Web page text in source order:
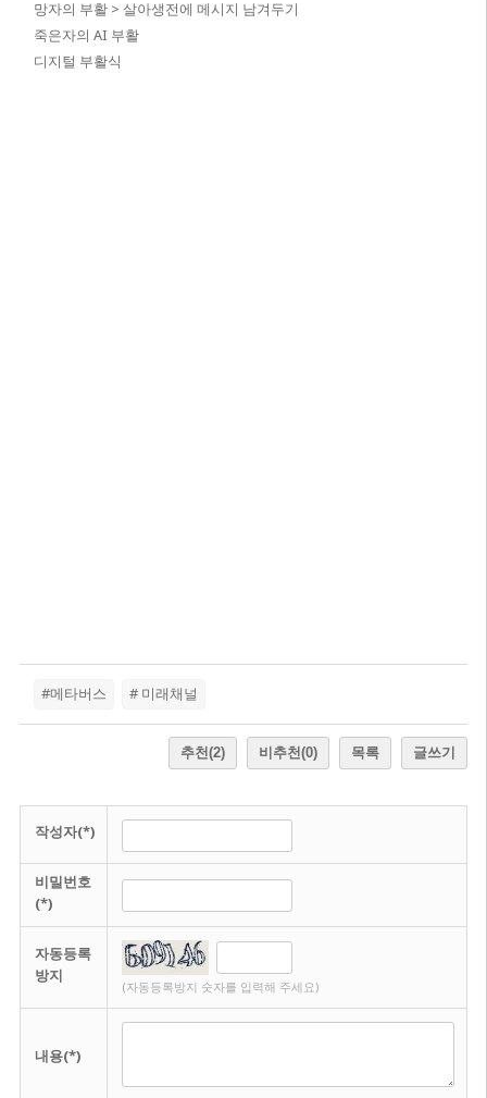
망자의 부활 > 살아생전에 메시지 남겨두기
죽은자의 AI 부활
디지털 부활식
#메타버스 # 미래채널
추천(2) 비추천(0) 목록 글쓰기
작성자(*)
비밀번호
(*)
자동등록
방지
(자동등록방지 숫자를 입력해 주세요)
내용(*)